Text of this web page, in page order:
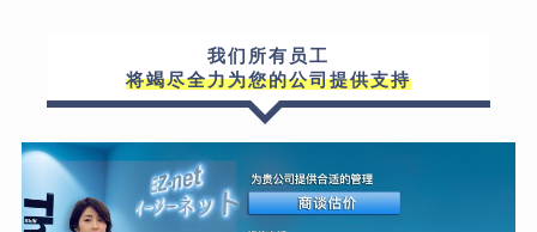
我们所有员工
将竭尽全力为您的公司提供支持